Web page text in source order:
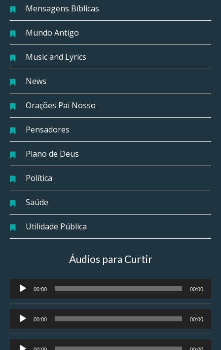
Mensagens Bíblicas
Mundo Antigo
Music and Lyrics
News
Orações Pai Nosso
Pensadores
Plano de Deus
Política
Saúde
Utilidade Pública
Áudios para Curtir
Tocador
de
áudio
00:00 00:00
Tocador
de
áudio
00:00 00:00
Tocador